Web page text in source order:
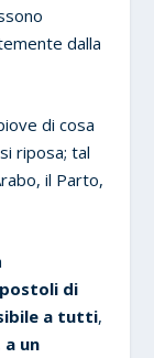
dalla
di cosa
riposa; tal
il Parto,
di
a tutti,
a un